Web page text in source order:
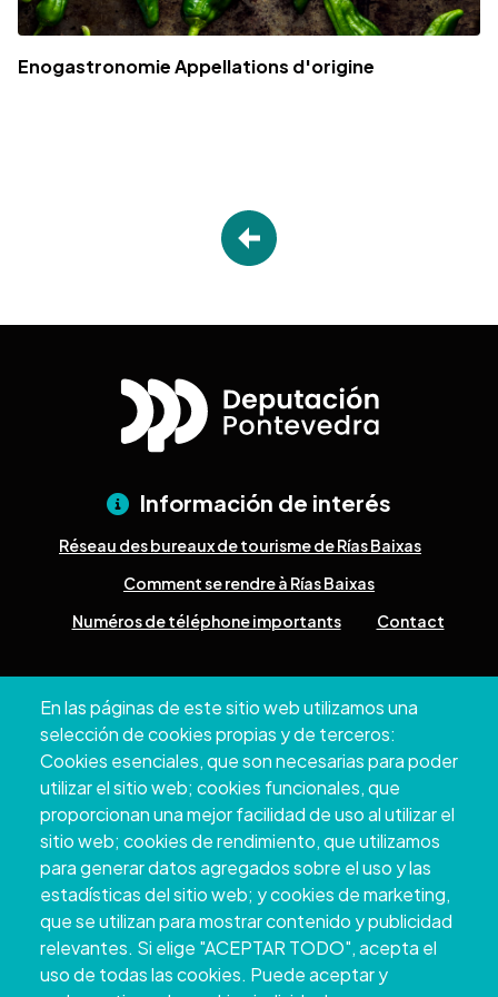
Enogastronomie Appellations d'origine
En las páginas de este sitio web utilizamos una
selección de cookies propias y de terceros:
Cookies esenciales, que son necesarias para poder
utilizar el sitio web; cookies funcionales, que
proporcionan una mejor facilidad de uso al utilizar el
sitio web; cookies de rendimiento, que utilizamos
para generar datos agregados sobre el uso y las
estadísticas del sitio web; y cookies de marketing,
que se utilizan para mostrar contenido y publicidad
relevantes. Si elige "ACEPTAR TODO", acepta el
uso de todas las cookies. Puede aceptar y
Información de interés
Réseau des bureaux de tourisme de Rías Baixas
Comment se rendre à Rías Baixas
Numéros de téléphone importants
Contact
Pontevedra
+34 986 804 100 | +34 986 804 124